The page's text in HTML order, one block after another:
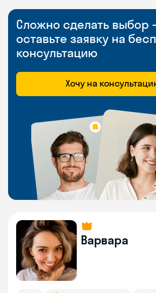
Сложно сделать выбор
оставьте заявку на
консультацию
Хочу на
Варвара